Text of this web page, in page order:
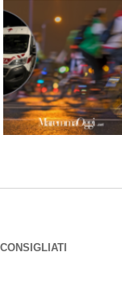
CONSIGLIATI